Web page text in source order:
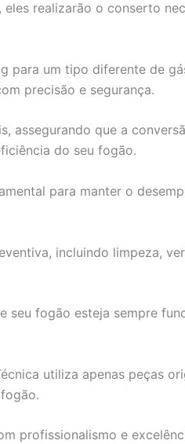
realizarão o conserto
para um tipo diferente de
precisão e segurança.
assegurando que a
do seu fogão.
para manter o
incluindo limpeza,
seu fogão esteja sempre
utiliza apenas peças
profissionalismo e